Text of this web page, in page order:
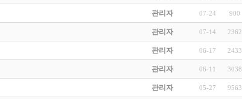
관리자 07-24 900
관리자 07-14 2362
관리자 06-17 2433
관리자 06-11 3038
관리자 05-27 9563